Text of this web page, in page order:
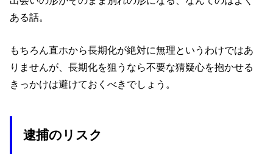
ある話。
もちろん直ホから長期化が絶対に無理というわけではあ
りませんが、長期化を狙うなら不要な猜疑心を抱かせる
きっかけは避けておくべきでしょう。
逮捕のリスク